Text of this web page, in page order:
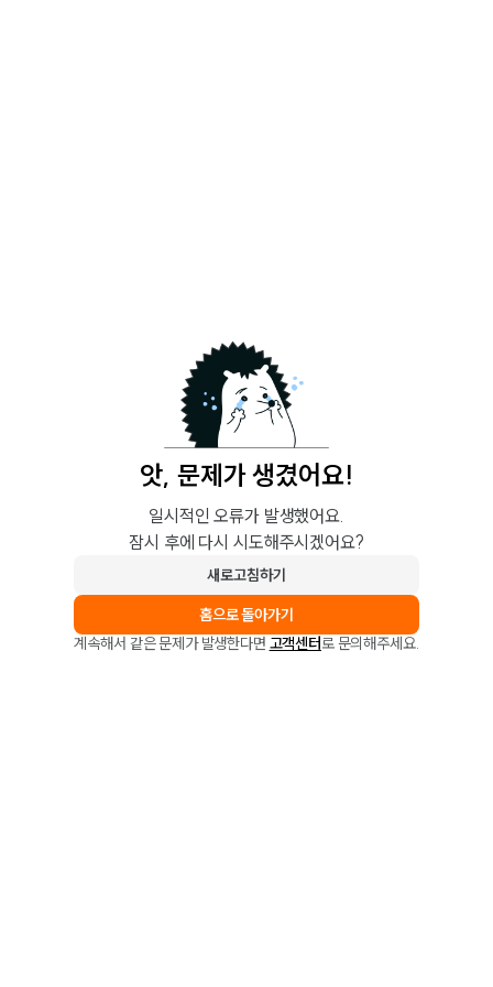
앗, 문제가 생겼어요!
일시적인 오류가 발생했어요.
잠시 후에 다시 시도해주시겠어요?
새로고침하기
홈으로 돌아가기
계속해서 같은 문제가 발생한다면 고객센터로 문의해주세요.